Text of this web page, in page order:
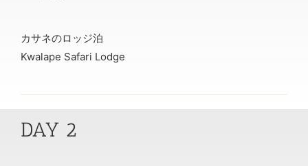
カサネのロッジ泊
Kwalape Safari Lodge
DAY 2